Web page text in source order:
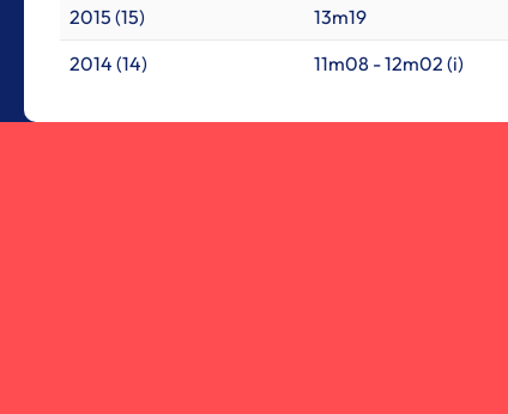
2015 (15)
13m19
2014 (14)
11m08 - 12m02 (i)